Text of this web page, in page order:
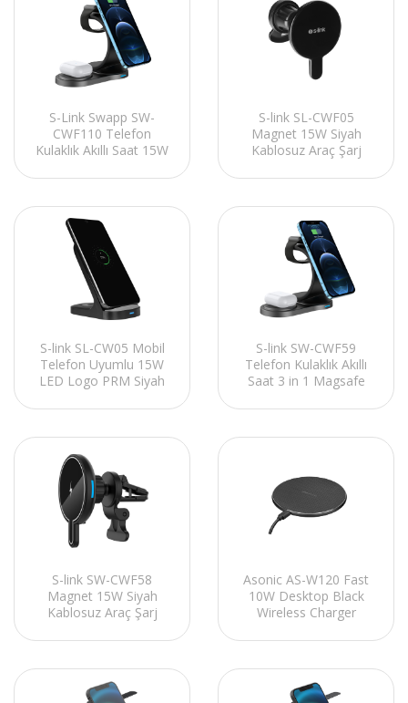
S-Link Swapp SW-
CWF110 Telefon
Kulaklık Akıllı Saat 15W
Kablosuz Şarj Cihazı
S-link SL-CWF05
Magnet 15W Siyah
Kablosuz Araç Şarj
S-link SL-CW05 Mobil
Telefon Uyumlu 15W
LED Logo PRM Siyah
S-link SW-CWF59
Telefon Kulaklık Akıllı
Saat 3 in 1 Magsafe
Cihazı
S-link SW-CWF58
Magnet 15W Siyah
Kablosuz Araç Şarj
Asonic AS-W120 Fast
10W Desktop Black
Wireless Charger